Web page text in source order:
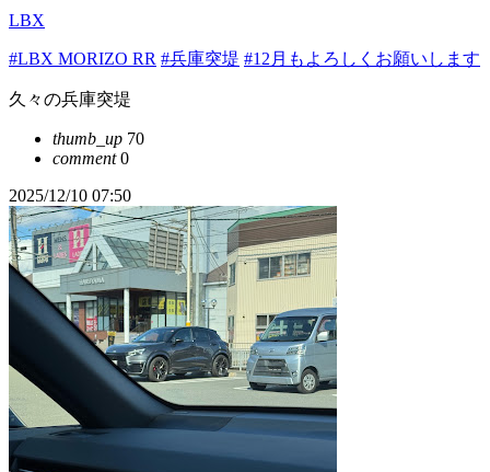
LBX
#LBX MORIZO RR #兵庫突堤 #12月もよろしくお願いします
久々の兵庫突堤
thumb_up 70
comment0
2025/12/10 07:50